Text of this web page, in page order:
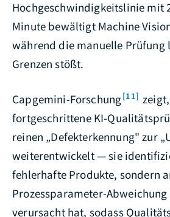
Hochgeschwindigkeitslinie mit
Minute bewältigt Machine
während die manuelle Prüfung
Grenzen stößt.
Capgemini-Forschung[11]
fortgeschrittene KI-
reinen „Defekterkennung" zur
weiterentwickelt — sie
fehlerhafte Produkte, sondern
Prozessparameter-
verursacht hat, sodass